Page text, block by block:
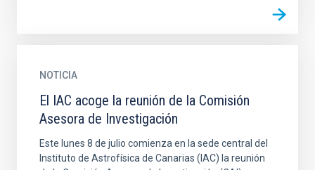
NOTICIA
El IAC acoge la reunión de la Comisión
Asesora de Investigación
Este lunes 8 de julio comienza en la sede central del
Instituto de Astrofísica de Canarias (IAC) la reunión